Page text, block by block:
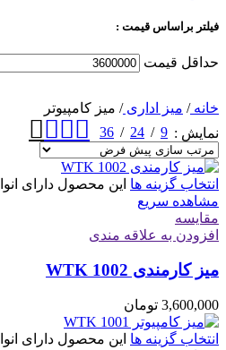
فیلتر براساس قیمت :
حداقل قیمت
خانه/ میز اداری/ میز کامپیوتر
نمایش
9
24
36
انتخاب گزینه ها این محصول دارای
مشاهده سریع
مقایسه
افزودن به علاقه مندی
میز کارمندی WTK 1002
3,600,000 تومان
انتخاب گزینه ها این محصول دارای